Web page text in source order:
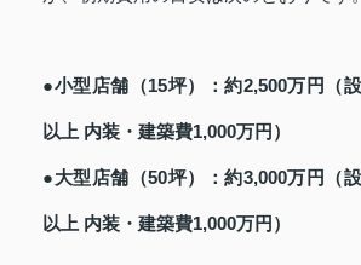
●小型店舗（15坪）：約2,500万円（
以上 内装・建築費1,000万円）
●大型店舗（50坪）：約3,000万円（
以上 内装・建築費1,000万円）